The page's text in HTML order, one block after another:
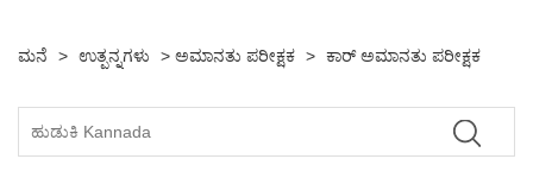
ಮನೆ > ಉತ್ಪನ್ನಗಳು > ಅಮಾನತು ಪರೀಕ್ಷಕ > ಕಾರ್ ಅಮಾನತು ಪರೀಕ್ಷಕ